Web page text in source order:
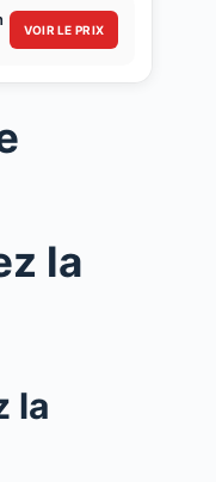
VOIR LE PRIX
la
la